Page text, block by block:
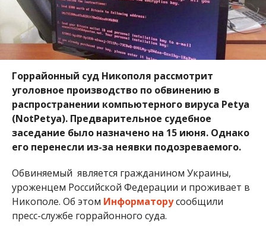
Обвиняемый является гражданином Украины,
уроженцем Российской Федерации и проживает в
Никополе. Об этомИнформатору
сообщили
пресс-службе горрайонного суда.
11 июня 2018-го в горрайонный суд Никополя
поступило уголовное производство по обвинению
гражданина Н. в совершении преступления по ч. 1
ст. 361-1 Уголовного кодекса Украины по факту
масштабной кибератаки вируса Petya (NotPetya) в
2017 году.
Из-за неявки подсудимого судебное заседание
перенесли на 27 июня. Рассмотрение дела
назначили на 12:30.